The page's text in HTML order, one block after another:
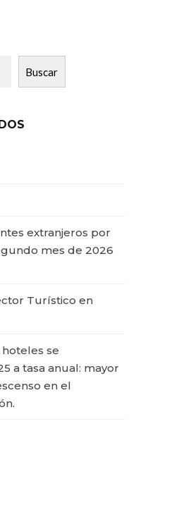
Buscar
extranjeros por
mes de 2026
Turístico en
se
a tasa anual: mayor
en el